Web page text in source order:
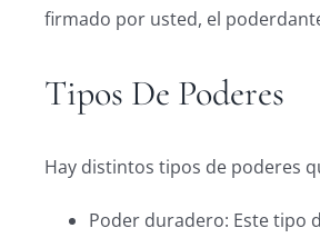
firmado por usted, el
Tipos De Poderes
Hay distintos tipos de poderes
Poder duradero: Este tipo